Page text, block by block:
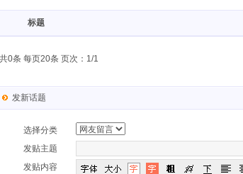
标题
共0条 每页20条 页次：1/1
发新话题
选择分类
发贴主题
发贴内容